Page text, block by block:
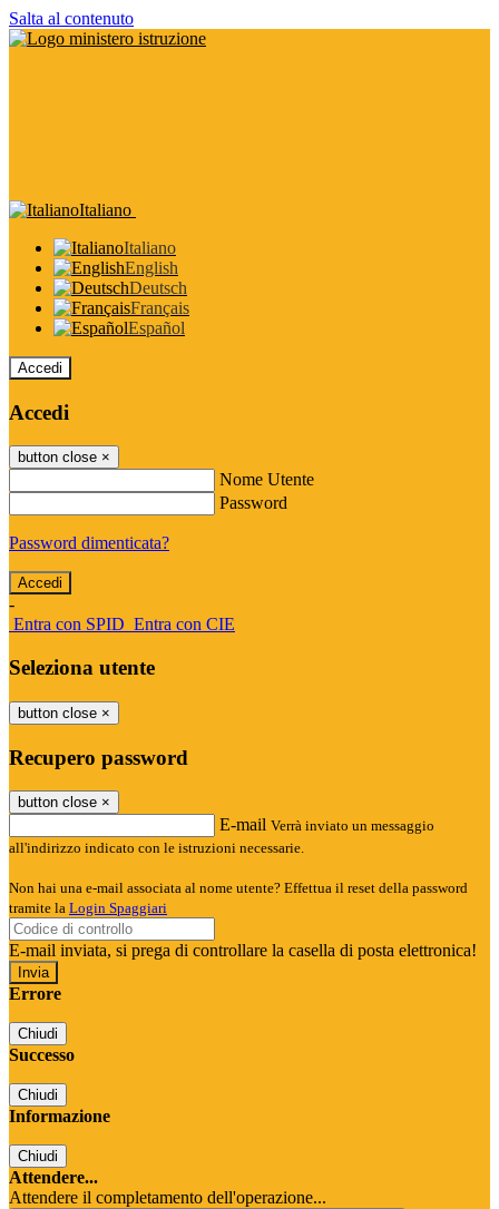
Salta al contenuto
Italiano
Italiano
English
Deutsch
Français
Español
Accedi
Accedi
button close ×
Nome Utente
Password
Password dimenticata?
-
Entra con SPID Entra con CIE
Seleziona utente
button close ×
Recupero password
button close ×
E-mail Verrà inviato un messaggio
all'indirizzo indicato con le istruzioni necessarie.
Non hai una e-mail associata al nome utente? Effettua il reset della password
tramite la Login Spaggiari
E-mail inviata, si prega di controllare la casella di posta elettronica!
Errore
Chiudi
Successo
Chiudi
Informazione
Chiudi
Attendere...
Attendere il completamento dell'operazione...